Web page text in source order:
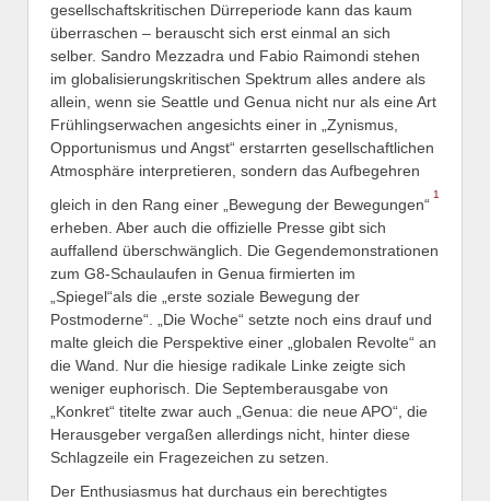
gesellschaftskritischen Dürreperiode kann das kaum
überraschen – berauscht sich erst einmal an sich
selber. Sandro Mezzadra und Fabio Raimondi stehen
im globalisierungskritischen Spektrum alles andere als
allein, wenn sie Seattle und Genua nicht nur als eine Art
Frühlingserwachen angesichts einer in „Zynismus,
Opportunismus und Angst“ erstarrten gesellschaftlichen
Atmosphäre interpretieren, sondern das Aufbegehren
gleich in den Rang einer „Bewegung der Bewegungen“
1
erheben. Aber auch die offizielle Presse gibt sich
auffallend überschwänglich. Die Gegendemonstrationen
zum G8-Schaulaufen in Genua firmierten im
„Spiegel“als die „erste soziale Bewegung der
Postmoderne“. „Die Woche“ setzte noch eins drauf und
malte gleich die Perspektive einer „globalen Revolte“ an
die Wand. Nur die hiesige radikale Linke zeigte sich
weniger euphorisch. Die Septemberausgabe von
„Konkret“ titelte zwar auch „Genua: die neue APO“, die
Herausgeber vergaßen allerdings nicht, hinter diese
Schlagzeile ein Fragezeichen zu setzen.
Der Enthusiasmus hat durchaus ein berechtigtes